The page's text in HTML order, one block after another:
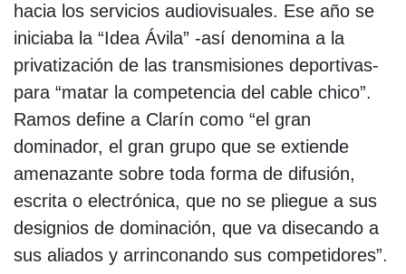
hacia los servicios audiovisuales. Ese año se
iniciaba la “Idea Ávila” -así denomina a la
privatización de las transmisiones deportivas-
para “matar la competencia del cable chico”.
Ramos define a Clarín como “el gran
dominador, el gran grupo que se extiende
amenazante sobre toda forma de difusión,
escrita o electrónica, que no se pliegue a sus
designios de dominación, que va disecando a
sus aliados y arrinconando sus competidores”.